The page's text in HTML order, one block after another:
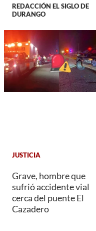
REDACCIÓN EL SIGLO DE
DURANGO
JUSTICIA
Grave, hombre que
sufrió accidente vial
cerca del puente El
Cazadero